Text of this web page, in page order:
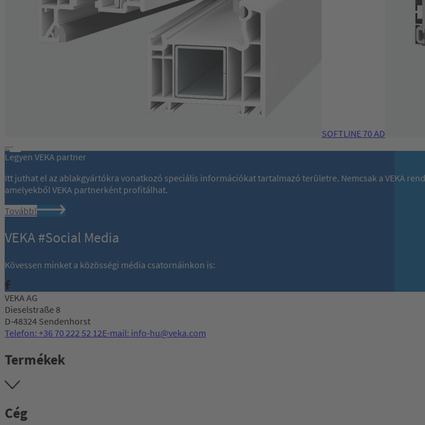
SOFTLINE 70 AD
Legyen VEKA partner
Itt juthat el az ablakgyártókra vonatkozó speciális információkat tartalmazó területre. Nemcsak a VEKA
amelyekből VEKA partnerként profitálhat.
Tovább!
VEKA #Social Media
Kövessen minket a közösségi média csatornáinkon is:
VEKA AG
Dieselstraße 8
D-48324 Sendenhorst
Telefon: +36 70 222 52 12E-mail: info-hu@veka.com
Termékek
Cég